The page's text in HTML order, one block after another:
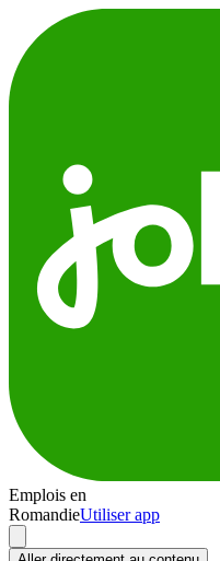
Emplois en
RomandieUtiliser app